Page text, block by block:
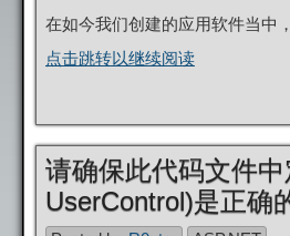
在如今我们创建的应用软件当
点击跳转以继续阅读
请确保此代码文件
UserControl)是正确